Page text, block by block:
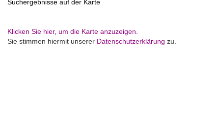
Suchergebnisse auf der Karte
Klicken Sie hier, um die Karte anzuzeigen.
Sie stimmen hiermit unserer Datenschutzerklärung zu.